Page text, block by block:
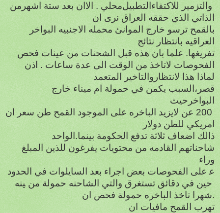
محلي . الاان بعد ستة اشهرمنالتطبيل والتزمير للاكتفاء
الذاتي الذي حققه العراق نرى ان
البواخر
الاجنبيه محمله بالقمح ترسو خارج الموانئ
العراقيه بانتظار نتائج
فحص عينات من الشحنات قبل تفريغها. علما بان هذه
الفحوصات لاتاخذ من الوقت الى عدة ساعات . اذن
لماذا هذا لانتظاروالتاخير المتعمد
خارج ميناء ام قصر،السبب يكمن في حمولة
البواخرحيث
ان
سعر طن القمح الموجود على الباخره لايزيد عن 200
دولار امريكي للطن
الواحد .بينما الحكومة تدفع ثلاثة اضعاف ذالك
المبلغ
للذين يفرغون محتويات شاحناتهم القادمه من
وراء
الحدود
في السايلوات بعد اجراء بعض الفحوصات على ع
ينه من حمولة الشاحنه والتي تستغرق دقائق في حين
ان فحص حمولة الباخره تاخذ شهرا.
ان مافيات القمح
تهرب